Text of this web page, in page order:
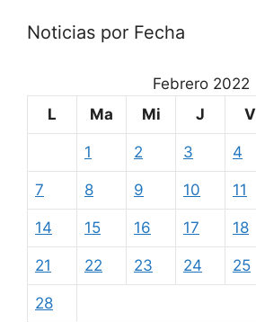
Noticias por Fecha
Febrero 2022
L
Ma Mi J V
1 2 3 4
7 8 9 10 11
14 15 16 17 18
21 22 23 24 25
28